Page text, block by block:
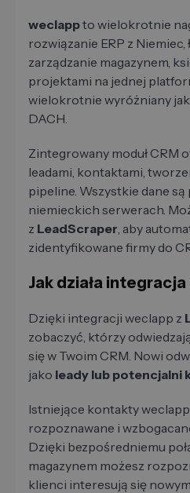
weclappto wielokrotnie
rozwiązanie ERP z Niemiec,
zarządzanie magazynem,
projektami na jednej
wielokrotnie wyróżniany
DACH.
Zintegrowany moduł CRM
leadami, kontaktami,
pipeline. Wszystkie dane
niemieckich serwerach.
z LeadScraper, aby
zidentyfikowane firmy do
Jak działa
Dzięki integracji weclapp z
zobaczyć, którzy
się w Twoim CRM. Nowi
jako leady lub potencjalni
Istniejące kontakty
rozpoznawane i
Dzięki bezpośredniemu
magazynem możesz
klienci interesują się